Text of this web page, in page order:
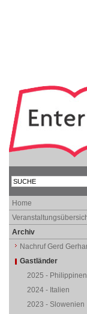
Home
Archiv
Nachruf Gerd
Gastländer
2025 - Philippinen
2024 - Italien
2023 - Slowenien